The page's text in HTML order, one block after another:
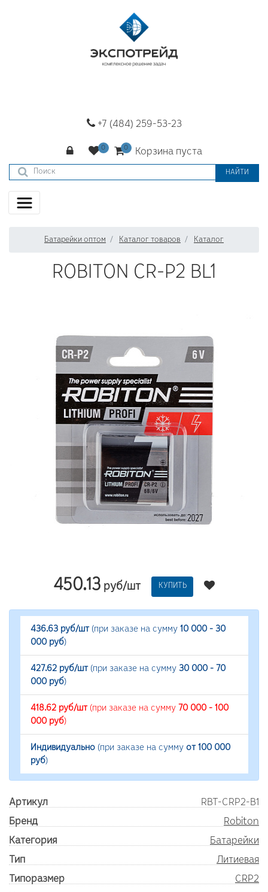
+7 (484) 259-53-23
Корзина пуста
НАЙТИ
Батарейки оптом Каталог товаров Каталог
ROBITON CR-P2 BL1
450.13 руб/шт КУПИТЬ
436.63 руб/шт(при заказе на сумму 10 000 - 30
000 руб)
427.62 руб/шт(при заказе на сумму 30 000 - 70
000 руб)
418.62 руб/шт(при заказе на сумму 70 000 - 100
000 руб)
Индивидуально (при заказе на сумму от 100 000
руб)
Артикул
RBT-CRP2-B1
Бренд
Robiton
Категория
Батарейки
Тип
Литиевая
Типоразмер
CRP2